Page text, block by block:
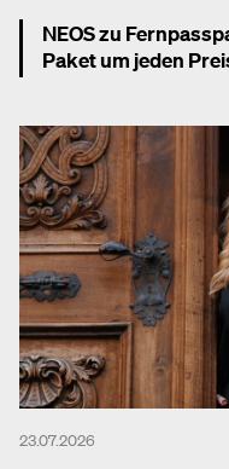
NEOS zu
Paket um jeden
23.07.2026